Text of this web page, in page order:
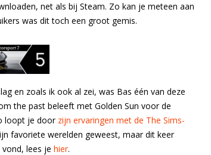
net als bij Steam. Zo kan je meteen aan
was dit toch een groot gemis.
en zoals ik ook al zei, was Bas één van deze
the past beleeft met Golden Sun voor de
loopt je door zijn ervaringen met de The Sims-
favoriete werelden geweest, maar dit keer
lees je hier.